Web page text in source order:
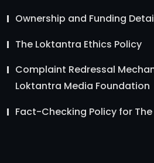
Ownership and Funding
The Loktantra Ethics Policy
Complaint Redressal
Loktantra Media Foundation
Fact-Checking Policy for